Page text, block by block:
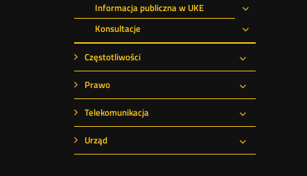
Informacja publiczna w UKE
Rozwiń
Konsultacje Rozwiń
Częstotliwości
Rozwiń
Prawo
Rozwiń
Telekomunikacja
Rozwiń
Urząd
Rozwiń